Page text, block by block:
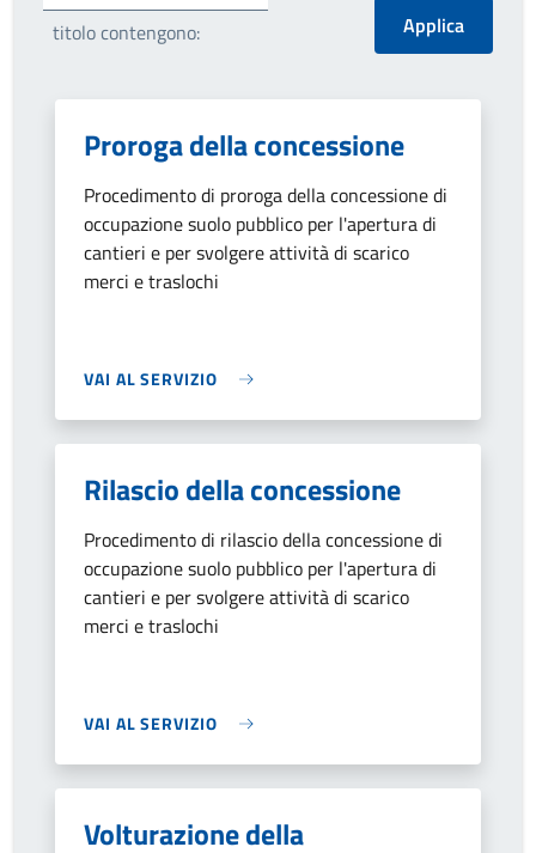
titolo contengono:
Proroga della concessione
Procedimento di proroga della concessione di
occupazione suolo pubblico per l'apertura di
cantieri e per svolgere attività di scarico
merci e traslochi
VAI AL SERVIZIO
Rilascio della concessione
Procedimento di rilascio della concessione di
occupazione suolo pubblico per l'apertura di
cantieri e per svolgere attività di scarico
merci e traslochi
VAI AL SERVIZIO
Volturazione della